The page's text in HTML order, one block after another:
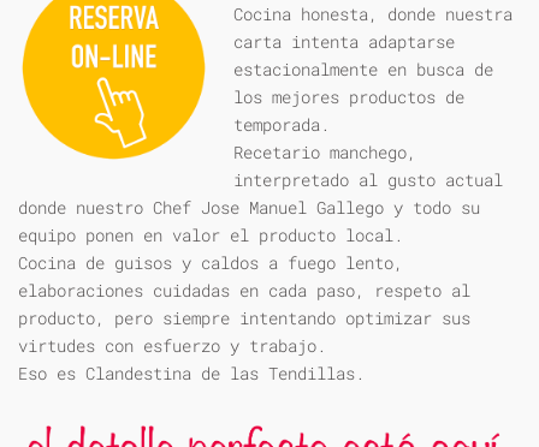
Cocina honesta, donde nuestra
carta intenta adaptarse
estacionalmente en busca de
los mejores productos de
temporada.
Recetario manchego,
interpretado al gusto actual
donde nuestro Chef Jose Manuel Gallego y todo su
equipo ponen en valor el producto local.
Cocina de guisos y caldos a fuego lento,
elaboraciones cuidadas en cada paso, respeto al
producto, pero siempre intentando optimizar sus
virtudes con esfuerzo y trabajo.
Eso es Clandestina de las Tendillas.